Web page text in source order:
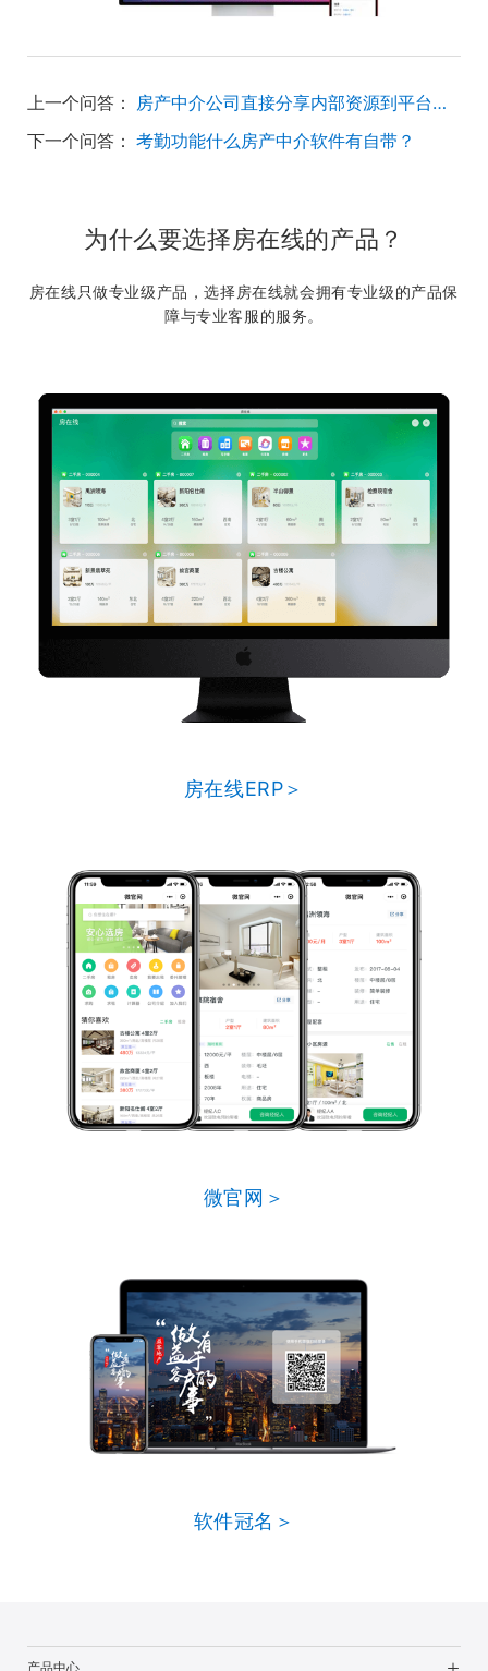
上一个问答：
房产中介公司直接分享内部资源到平台上展示使用的是哪个软件？
下一个问答： 考勤功能什么房产中介软件有自带？
为什么要选择房在线的产品？
房在线只做专业级产品，选择房在线就会拥有专业级的产品保
障与专业客服的服务。
房在线ERP＞
微官网＞
软件冠名＞
产品中心